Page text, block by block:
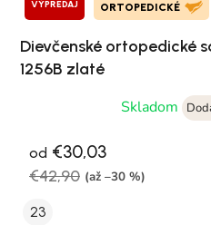
VÝPREDAJ ORTOPEDICKÉ
Dievčenské ortopedické
1256B zlaté
Skladom
od €30,03
€42,90 (až –30 %)
23